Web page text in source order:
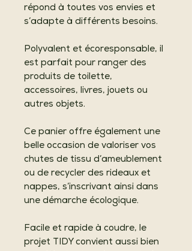
répond à toutes vos envies et
s’adapte à différents besoins.
Polyvalent et écoresponsable, il
est parfait pour ranger des
produits de toilette,
accessoires, livres, jouets ou
autres objets.
Ce panier offre également une
belle occasion de valoriser vos
chutes de tissu d’ameublement
ou de recycler des rideaux et
nappes, s’inscrivant ainsi dans
une démarche écologique.
Facile et rapide à coudre, le
projet TIDY convient aussi bien